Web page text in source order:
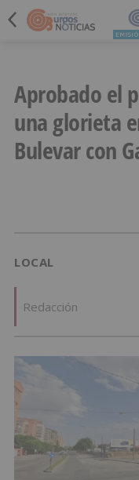
Aprobado el
una glorieta
Bulevar con
LOCAL
Redacción